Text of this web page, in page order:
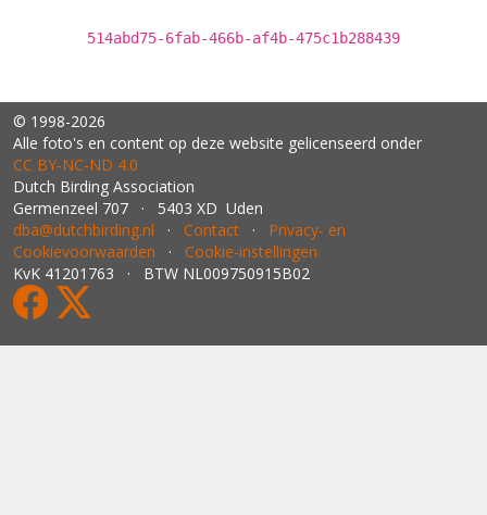
514abd75-6fab-466b-af4b-475c1b288439
© 1998-2026
Alle foto's en content op deze website gelicenseerd onder
CC BY‑NC‑ND 4.0
Dutch Birding Association
Germenzeel 707 · 5403 XD Uden
dba@dutchbirding.nl · Contact · Privacy- en
Cookievoorwaarden · Cookie-instellingen
KvK 41201763 · BTW NL009750915B02